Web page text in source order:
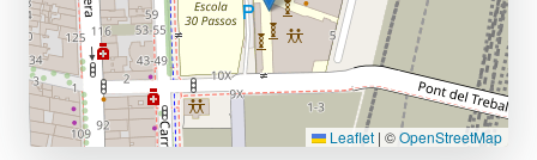
Leaflet | ©OpenStreetMap